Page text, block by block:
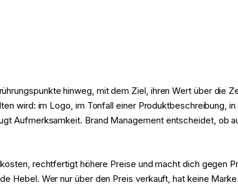
hinweg, mit dem Ziel, ihren Wert über die
wird: im Logo, im Tonfall einer Produktbeschreibung,
Aufmerksamkeit. Brand Management entscheidet, ob
rechtfertigt höhere Preise und macht dich gegen
Wer nur über den Preis verkauft, hat keine